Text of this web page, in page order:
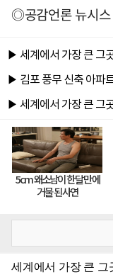
◎공감언론 뉴시스